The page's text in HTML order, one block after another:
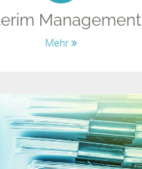
Management
Mehr